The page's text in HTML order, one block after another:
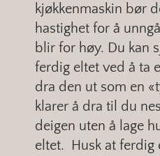
kjøkkenmaskin bør
hastighet for å
blir for høy. Du kan
ferdig eltet ved å ta
dra den ut som en
klarer å dra til du
deigen uten å lage
eltet. Husk at ferdig